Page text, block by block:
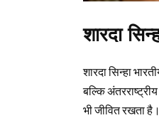
शारदा
शारदा सिन्‍हा
बल्कि
भी जीवित रखता है।